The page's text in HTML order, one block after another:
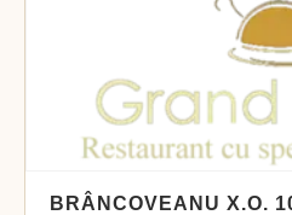
BRÂNCOVEANU X.O.